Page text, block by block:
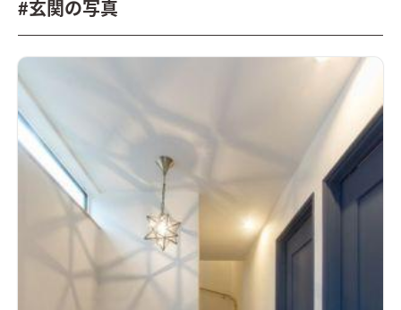
#玄関の写真